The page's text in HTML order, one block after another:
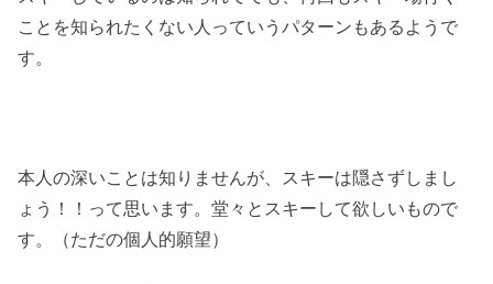
ことを知られたくない人っていうパターンもあるようで
す。
本人の深いことは知りませんが、スキーは隠さずしまし
ょう！！って思います。堂々とスキーして欲しいもので
す。（ただの個人的願望）